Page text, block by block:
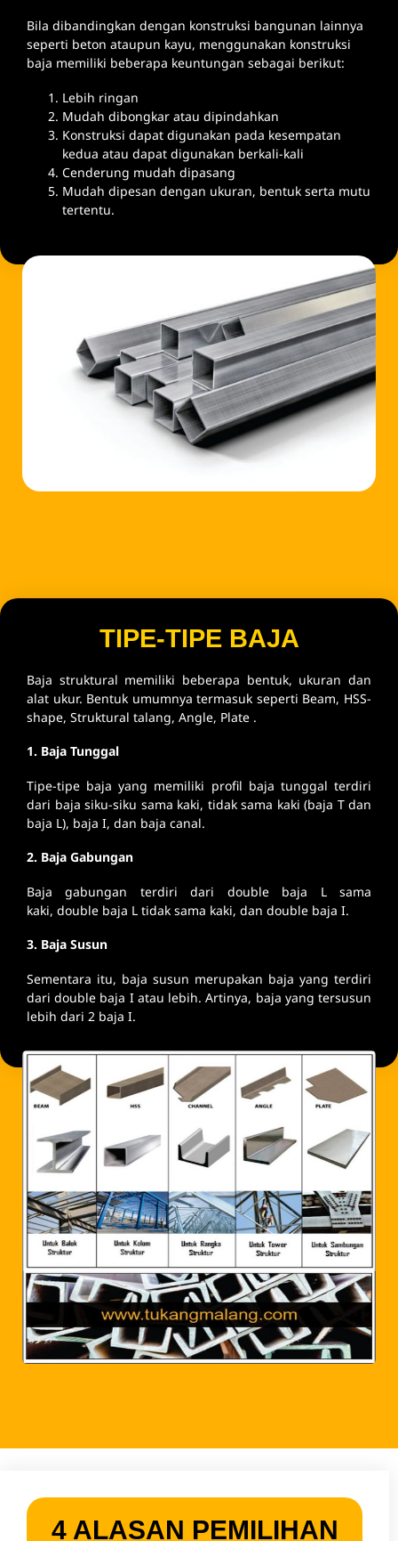
Bila dibandingkan dengan konstruksi bangunan lainnya
seperti beton ataupun kayu, menggunakan konstruksi
baja memiliki beberapa keuntungan sebagai berikut:
Lebih ringan
Mudah dibongkar atau dipindahkan
Konstruksi dapat digunakan pada kesempatan
kedua atau dapat digunakan berkali-kali
Cenderung mudah dipasang
Mudah dipesan dengan ukuran, bentuk serta mutu
tertentu.
TIPE-TIPE BAJA
Baja struktural memiliki beberapa bentuk, ukuran dan
alat ukur. Bentuk umumnya termasuk seperti Beam, HSS-
shape, Struktural talang, Angle, Plate .
1. Baja Tunggal
Tipe-tipe baja yang memiliki profil baja tunggal terdiri
dari baja siku-siku sama kaki, tidak sama kaki (baja T dan
baja L), baja I, dan baja canal.
2. Baja Gabungan
Baja gabungan terdiri dari double baja L sama
kaki, double baja L tidak sama kaki, dan double baja I.
3. Baja Susun
Sementara itu, baja susun merupakan baja yang terdiri
dari double baja I atau lebih. Artinya, baja yang tersusun
lebih dari 2 baja I.
4 ALASAN PEMILIHAN